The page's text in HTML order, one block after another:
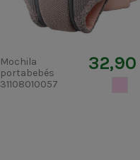
Mochila
portabebés
31108010057
32,90